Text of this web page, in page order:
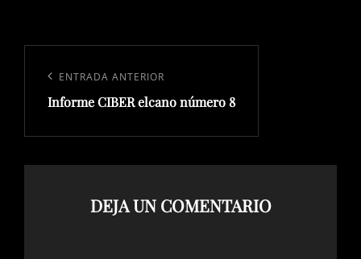
entradas
Entrada
anterior:
ENTRADA ANTERIOR
Informe CIBER elcano número 8
DEJA UN COMENTARIO